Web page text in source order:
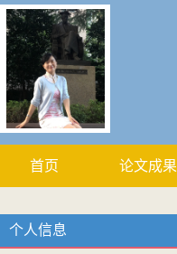
首页 论文成果
个人信息